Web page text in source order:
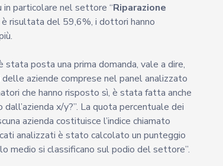
in particolare nel settore “Riparazione
risultata del 59,6%, i dottori hanno
posta una prima domanda, vale a dire,
aziende comprese nel panel analizzato
che hanno risposto sì, è stata fatta anche
x/y?”. La quota percentuale dei
azienda costituisce l’indice chiamato
analizzati è stato calcolato un punteggio
medio si classificano sul podio del settore”.